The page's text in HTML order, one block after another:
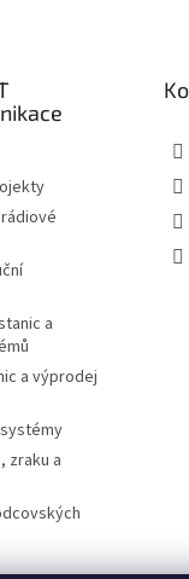
a
a výprodej
zraku a